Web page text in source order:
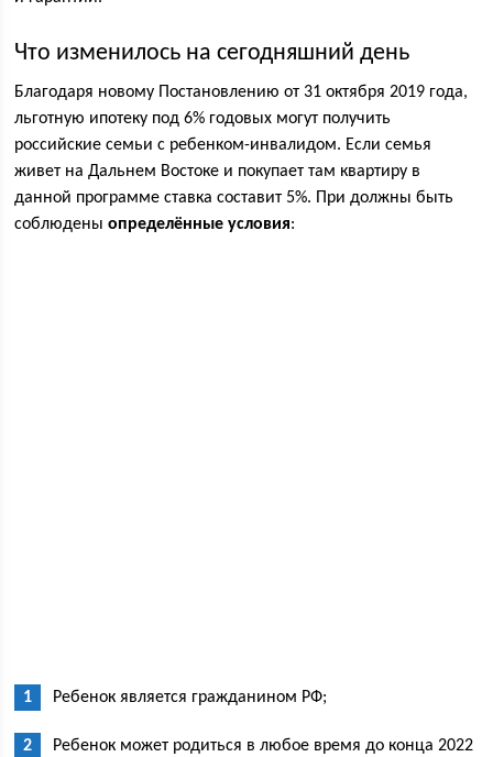
Что изменилось на сегодняшний день
Благодаря новому Постановлению от 31 октября 2019 года,
льготную ипотеку под 6% годовых могут получить
российские семьи с ребенком-инвалидом. Если семья
живет на Дальнем Востоке и покупает там квартиру в
данной программе ставка составит 5%. При должны быть
соблюденыопределённые условия:
Ребенок является гражданином РФ;
Ребенок может родиться в любое время до конца 2022